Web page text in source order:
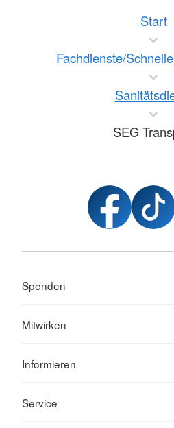
Start
Fachdienste/
SEG
Spenden
Mitwirken
Informieren
Service